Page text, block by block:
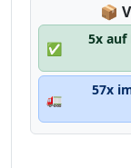
📦
✅
5x auf
🚛
57x